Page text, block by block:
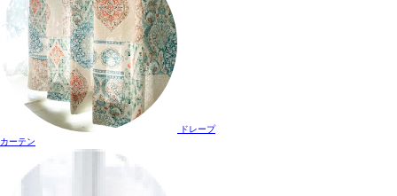
ドレープ
カーテン